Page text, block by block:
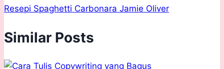
Resepi Spaghetti Carbonara Jamie Oliver
Similar Posts